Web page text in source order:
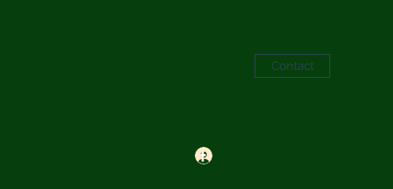
Contact